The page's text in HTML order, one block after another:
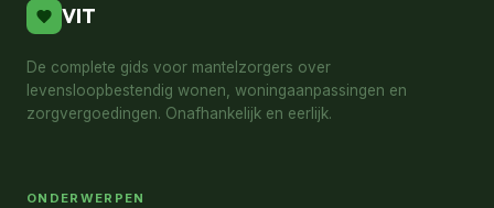
VIT
De complete gids voor mantelzorgers over
levensloopbestendig wonen, woningaanpassingen en
zorgvergoedingen. Onafhankelijk en eerlijk.
ONDERWERPEN